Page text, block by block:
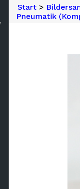
Start>
Pneumatik